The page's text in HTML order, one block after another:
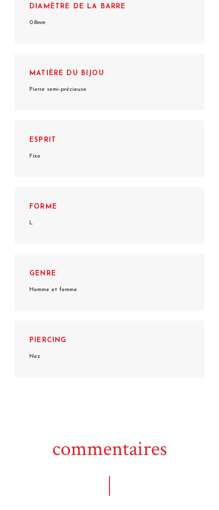
DIAMÈTRE DE LA BARRE
0.8mm
MATIÈRE DU BIJOU
Pierre semi-précieuse
ESPRIT
Fixe
FORME
L
GENRE
Homme et femme
PIERCING
Nez
commentaires